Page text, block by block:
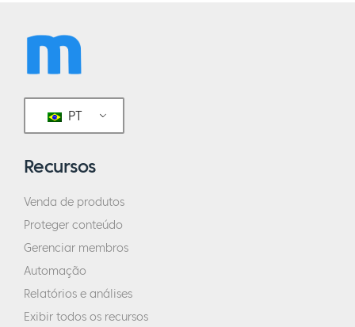
PT
Recursos
Venda de produtos
Proteger conteúdo
Gerenciar membros
Automação
Relatórios e análises
Exibir todos os recursos